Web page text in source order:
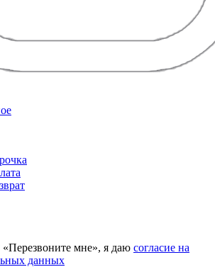
мне», я даю согласие на
данных